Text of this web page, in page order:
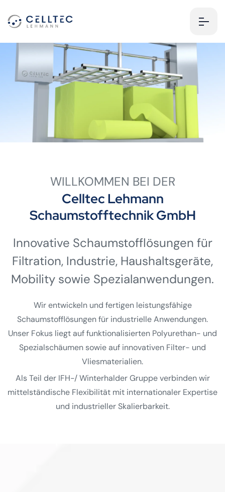
WILLKOMMEN BEI DER
Celltec Lehmann
Schaumstofftechnik GmbH
Innovative Schaumstoff­lösungen für
Filtration, Industrie, Haushalts­geräte,
Mobility sowie Spezial­anwendungen.
Wir entwickeln und fertigen leistungsfähige
Schaumstofflösungen für industrielle Anwendungen.
Unser Fokus liegt auf funktionalisierten Polyurethan- und
Spezialschäumen sowie auf innovativen Filter- und
Vliesmaterialien.
Als Teil der IFH-/ Winterhalder Gruppe verbinden wir
mittelständische Flexibilität mit internationaler Expertise
und industrieller Skalierbarkeit.